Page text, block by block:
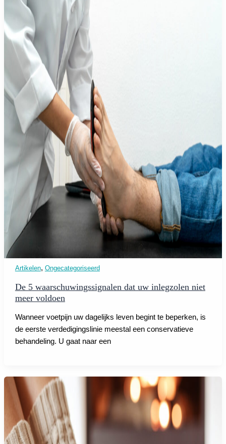
Artikelen, Ongecategoriseerd
De 5 waarschuwingssignalen dat uw inlegzolen niet
meer voldoen
Wanneer voetpijn uw dagelijks leven begint te beperken, is
de eerste verdedigingslinie meestal een conservatieve
behandeling. U gaat naar een